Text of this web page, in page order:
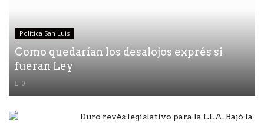
Política San Luis
Como quedarían los desalojos exprés si
fueran Ley
0
Duro revés legislativo para la LLA. Bajó la